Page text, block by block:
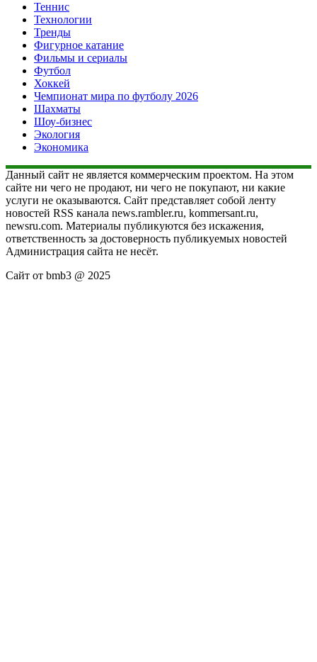
Теннис
Технологии
Тренды
Фигурное катание
Фильмы и сериалы
Футбол
Хоккей
Чемпионат мира по футболу 2026
Шахматы
Шоу-бизнес
Экология
Экономика
Данный сайт не является коммерческим проектом. На этом
сайте ни чего не продают, ни чего не покупают, ни какие
услуги не оказываются. Сайт представляет собой ленту
новостей RSS канала news.rambler.ru, kommersant.ru,
newsru.com. Материалы публикуются без искажения,
ответственность за достоверность публикуемых новостей
Администрация сайта не несёт.
Сайт от bmb3 @ 2025